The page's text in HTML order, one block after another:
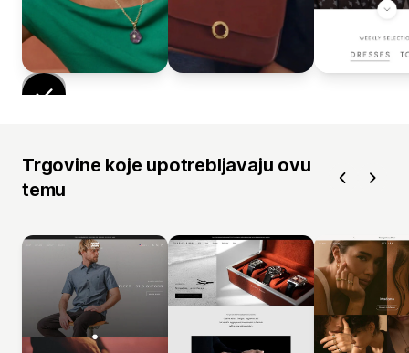
Trgovine koje upotrebljavaju ovu
temu